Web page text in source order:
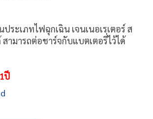
ระเภทไฟฉุกเฉิน เจนเนอเรเตอร์ ส
ามารถต่อชาร์จกับแบตเตอรี่ไว้ได้
ปี